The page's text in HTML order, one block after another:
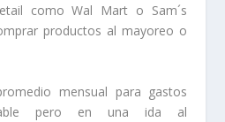
como Wal Mart o Sam´s
productos al mayoreo o
mensual para gastos
pero en una ida al